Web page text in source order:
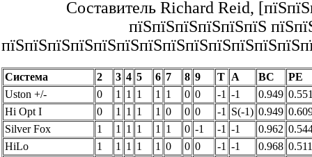
Составитель Richard Reid,
пїЅпїЅпїЅпїЅпїЅпїЅ
Система 2 3 4 5 6 7 8 9 T A BC
PE
Uston +/-
0 1 1 1 1 1 0 0 -1 -1 0.949
Hi Opt I
0 1 1 1 1 0 0 0 -1 S(-1) 0.949
Silver Fox
1 1 1 1 1 1 0 -1 -1 -1 0.962
HiLo
1 1 1 1 1 0 0 0 -1 -1 0.968 0.511